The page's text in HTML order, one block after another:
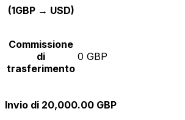
(1GBP → USD)
Commissione
di
trasferimento
0 GBP
Invio di 20,000.00 GBP